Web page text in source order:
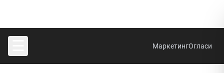
МаркетингОгласи